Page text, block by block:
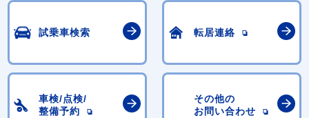
試乗車検索 転居連絡
車検/点検/
整備予約
その他の
お問い合わせ